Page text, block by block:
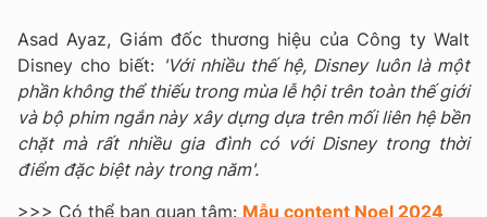
Asad Ayaz, Giám đốc thương hiệu của Công ty Walt
Disney cho biết: 'Với nhiều thế hệ, Disney luôn là một
phần không thể thiếu trong mùa lễ hội trên toàn thế giới
và bộ phim ngắn này xây dựng dựa trên mối liên hệ bền
chặt mà rất nhiều gia đình có với Disney trong thời
điểm đặc biệt này trong năm'.
>>> Có thể bạn quan tâm: Mẫu content Noel 2024